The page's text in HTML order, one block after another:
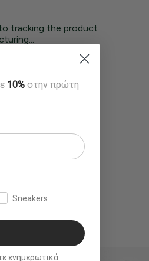
tracking the product
10% στην πρώτη
Sneakers